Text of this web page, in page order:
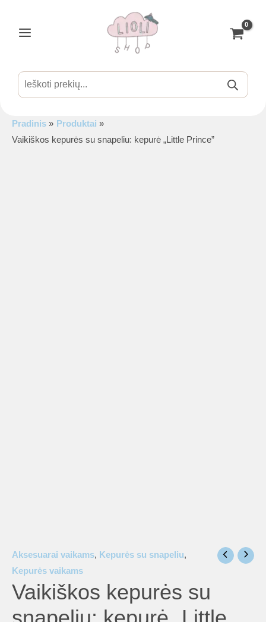
turinio
Products
search
Pradinis
Produktai
Vaikiškos kepurės su snapeliu: kepurė „Little Prince”
Aksesuarai vaikams, Kepurės su snapeliu,
Kepurės vaikams
Vaikiškos kepurės su